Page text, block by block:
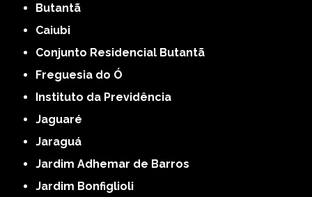
Butantã
Caiubi
Conjunto Residencial Butantã
Freguesia do Ó
Instituto da Previdência
Jaguaré
Jaraguá
Jardim Adhemar de Barros
Jardim Bonfiglioli